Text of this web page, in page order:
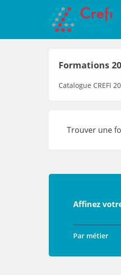
Formations
Catalogue CREFI
Affinez
Par métier